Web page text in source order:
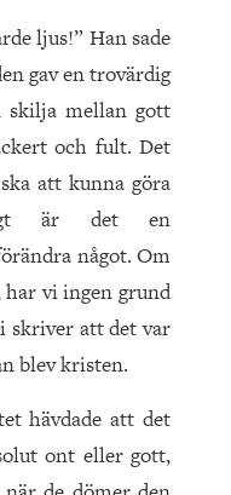
ljus!” Han sade
gav en trovärdig
mellan gott
och fult. Det
att kunna göra
är det en
något. Om
vi ingen grund
skriver att det var
blev kristen.
hävdade att det
ont eller gott,